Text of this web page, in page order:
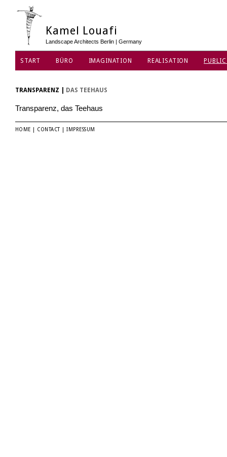
Kamel Louafi
Landscape Architects Berlin | Germany
START BÜRO IMAGINATION REALISATION
TRANSPARENZ
DAS TEEHAUS
Transparenz, das Teehaus
HOME CONTACT |IMPRESSUM